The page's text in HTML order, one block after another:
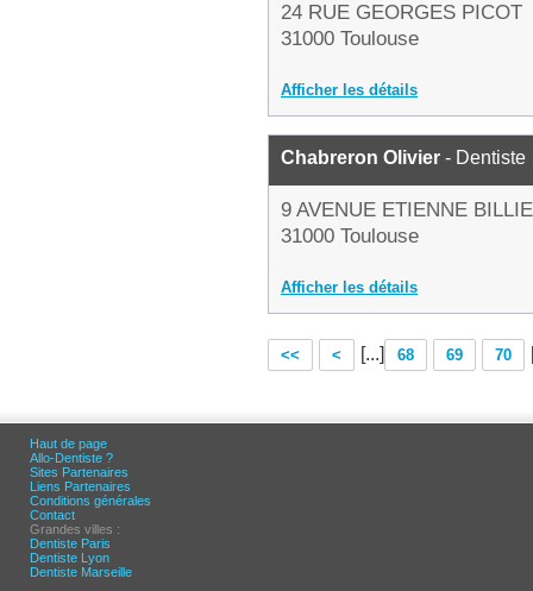
24 RUE GEORGES PICOT
31000 Toulouse
Afficher les détails
Chabreron Olivier - Dentiste
9 AVENUE ETIENNE
31000 Toulouse
Afficher les détails
<< < [...] 68 69 70
Haut de page
Allo-Dentiste ?
Sites Partenaires
Liens Partenaires
Conditions générales
Contact
Grandes villes :
Dentiste Paris
Dentiste Lyon
Dentiste Marseille